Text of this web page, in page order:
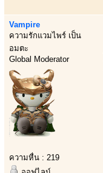
Vampire
ความรักแวมไพร์ เป็น
อมตะ
Global Moderator
ความหื่น : 219